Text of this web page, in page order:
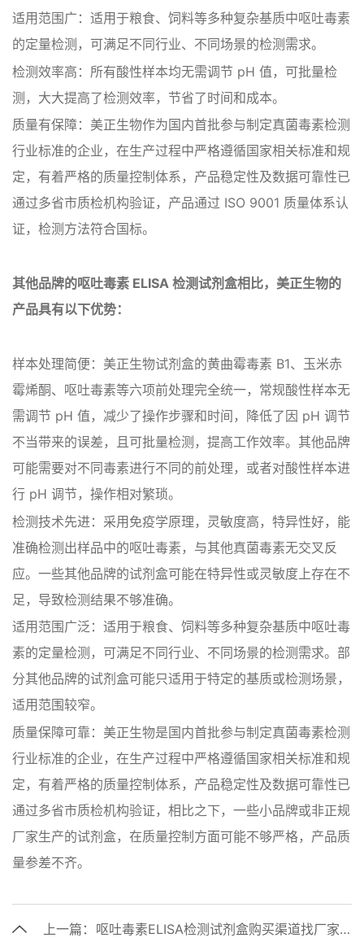
适用范围广：适用于粮食、饲料等多种复杂基质中呕吐毒素
的定量检测，可满足不同行业、不同场景的检测需求。
检测效率高：所有酸性样本均无需调节 pH 值，可批量检
测，大大提高了检测效率，节省了时间和成本。
质量有保障：美正生物作为国内首批参与制定真菌毒素检测
行业标准的企业，在生产过程中严格遵循国家相关标准和规
定，有着严格的质量控制体系，产品稳定性及数据可靠性已
通过多省市质检机构验证，产品通过 ISO 9001 质量体系认
证，检测方法符合国标。
其他品牌的呕吐毒素 ELISA 检测试剂盒相比，美正生物的
产品具有以下优势：
样本处理简便：美正生物试剂盒的黄曲霉毒素 B1、玉米赤
霉烯酮、呕吐毒素等六项前处理完全统一，常规酸性样本无
需调节 pH 值，减少了操作步骤和时间，降低了因 pH 调节
不当带来的误差，且可批量检测，提高工作效率。其他品牌
可能需要对不同毒素进行不同的前处理，或者对酸性样本进
行 pH 调节，操作相对繁琐。
检测技术先进：采用免疫学原理，灵敏度高，特异性好，能
准确检测出样品中的呕吐毒素，与其他真菌毒素无交叉反
应。一些其他品牌的试剂盒可能在特异性或灵敏度上存在不
足，导致检测结果不够准确。
适用范围广泛：适用于粮食、饲料等多种复杂基质中呕吐毒
素的定量检测，可满足不同行业、不同场景的检测需求。部
分其他品牌的试剂盒可能只适用于特定的基质或检测场景，
适用范围较窄。
质量保障可靠：美正生物是国内首批参与制定真菌毒素检测
行业标准的企业，在生产过程中严格遵循国家相关标准和规
定，有着严格的质量控制体系，产品稳定性及数据可靠性已
通过多省市质检机构验证，相比之下，一些小品牌或非正规
厂家生产的试剂盒，在质量控制方面可能不够严格，产品质
量参差不齐。
上一篇： 呕吐毒素ELISA检测试剂盒购买渠道找厂家美正生物